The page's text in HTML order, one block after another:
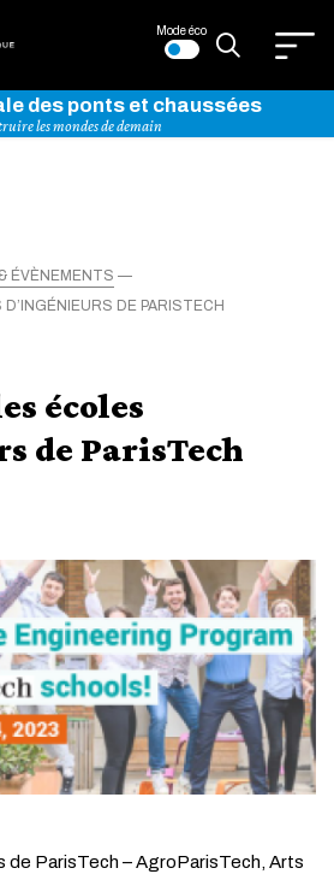
Mode éco
des ponts et chaussées
les mondes de demain
ÉVÈNEMENTS
DE PARISTECH
écoles
de ParisTech
de ParisTech – AgroParisTech, Arts